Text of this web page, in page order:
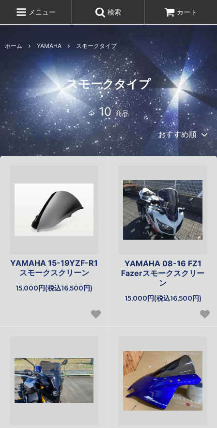
メニュー 検索 カート
ホーム YAMAHA スモークタイプ
スモークタイプ
全 10 商品
YAMAHA 15-19YZF-R1
スモークスクリーン
15,000円(税込16,500円)
YAMAHA 08-16 FZ1
Fazerスモークスクリー
ン
15,000円(税込16,500円)